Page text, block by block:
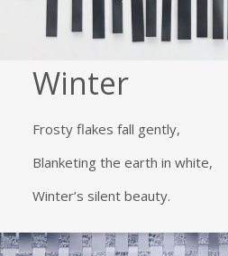
Winter
Frosty flakes fall gently,
Blanketing the earth in white,
Winter’s silent beauty.